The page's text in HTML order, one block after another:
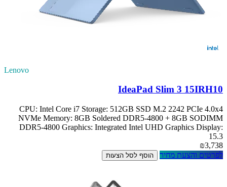
Lenovo
IdeaPad Slim 3 15IRH10
CPU: Intel Core i7 Storage: 512GB SSD M.2 2242 PCIe 4.0x4
NVMe Memory: 8GB Soldered DDR5-4800 + 8GB SODIMM
DDR5-4800 Graphics: Integrated Intel UHD Graphics Display:
15.3
₪3,738
לפרטים והצעת מחיר
הוסף לסל הצעות